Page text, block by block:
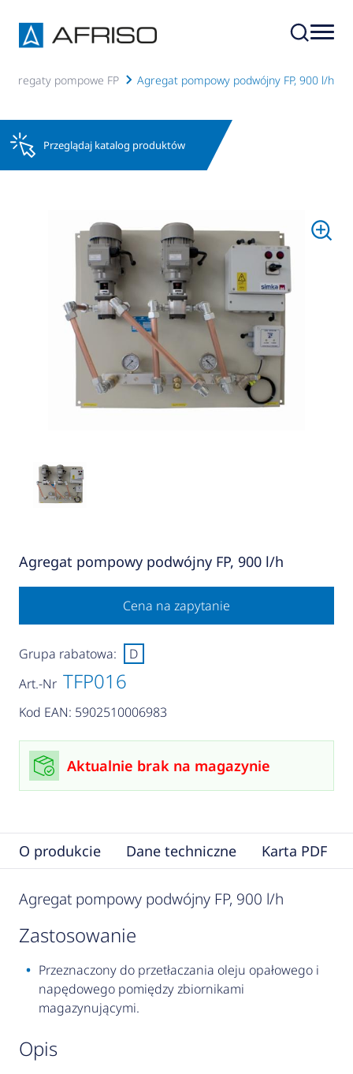
Agregaty pompowe FP Agregat pompowy podwójny FP, 900 l/h
Przeglądaj katalog produktów
Agregat pompowy podwójny FP, 900 l/h
Cena na zapytanie
Art.-Nr TFP016
Kod EAN: 5902510006983
Grupa rabatowa: D
Aktualnie brak na magazynie
O produkcie Dane techniczne Karta PDF
Agregat pompowy podwójny FP, 900 l/h
zastosowanie
Przeznaczony do przetłaczania oleju opałowego i
napędowego pomiędzy zbiornikami
magazynującymi.
opis